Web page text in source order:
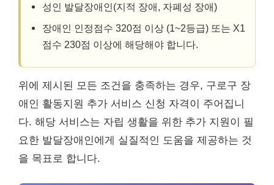
성인 발달장애인(지적 장애, 자폐성 장애)
장애인 인정점수 320점 이상 (1~2등급) 또는 X1
점수 230점 이상에 해당해야 합니다.
위에 제시된 모든 조건을 충족하는 경우, 구로구 장
애인 활동지원 추가 서비스 신청 자격이 주어집니
다. 해당 서비스는 자립 생활을 위한 추가 지원이 필
요한 발달장애인에게 실질적인 도움을 제공하는 것
을 목표로 합니다.